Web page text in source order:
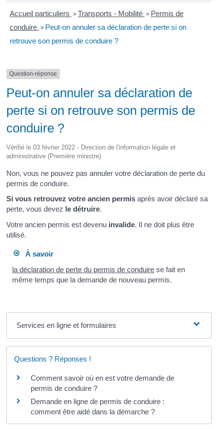
Accueil particuliers > Transports - Mobilité > Permis de
conduire > Peut-on annuler sa déclaration de perte si on
retrouve son permis de conduire ?
Question-réponse
Peut-on annuler sa déclaration de
perte si on retrouve son permis de
conduire ?
Vérifié le 03 février 2022 - Direction de l'information légale et
administrative (Première ministre)
Non, vous ne pouvez pas annuler votre déclaration de perte du
permis de conduire.
Si vous retrouvez votre ancien permis après avoir déclaré sa
perte, vous devez le détruire.
Votre ancien permis est devenu invalide. Il ne doit plus être
utilisé.
À savoir
la déclaration de perte du permis de conduirese fait en
même temps que la demande de nouveau permis.
Services en ligne et formulaires
Questions ? Réponses !
Comment savoir où en est votre demande de
permis de conduire ?
Demande en ligne de permis de conduire :
comment être aidé dans la démarche ?